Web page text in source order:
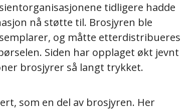
tidligere hadde
nå støtte til. Brosjyren ble
og måtte etterdistribueres
Siden har opplaget økt jevnt
brosjyrer så langt trykket.
som en del av brosjyren. Her